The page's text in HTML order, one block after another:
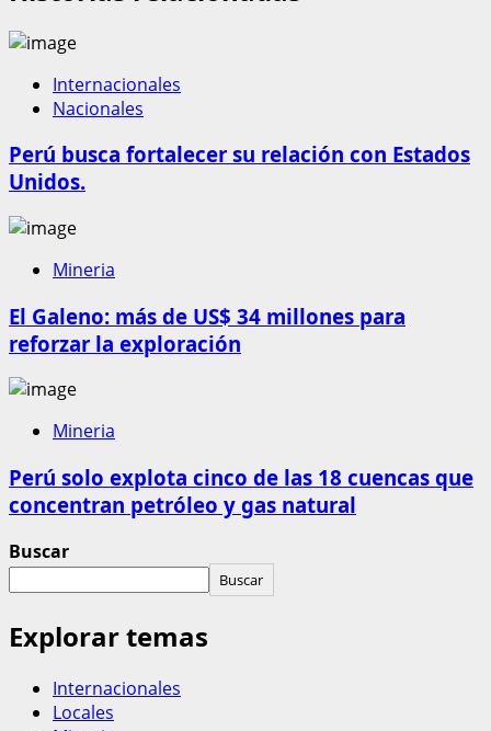
Internacionales
Nacionales
Perú busca fortalecer su relación con Estados
Unidos.
Mineria
El Galeno: más de US$ 34 millones para
reforzar la exploración
Mineria
Perú solo explota cinco de las 18 cuencas que
concentran petróleo y gas natural
Buscar
Buscar
Explorar temas
Internacionales
Locales